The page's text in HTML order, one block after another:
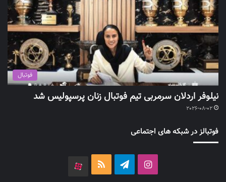
فوتبال
نیلوفر اردلان سرمربی تیم فوتبال زنان پرسپولیس شد
2026-08-02
فوتبالز در شبکه های اجتماعی
اینستاگرامتلگرام خوراک